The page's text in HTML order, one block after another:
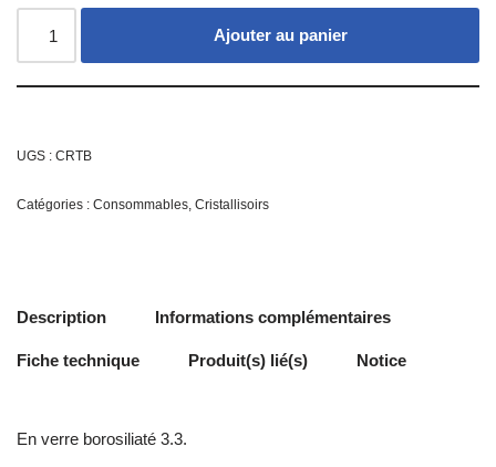
Ajouter au panier
UGS : CRTB
Catégories : Consommables, Cristallisoirs
Description Informations complémentaires
Fiche technique Produit(s) lié(s) Notice
En verre borosiliaté 3.3.